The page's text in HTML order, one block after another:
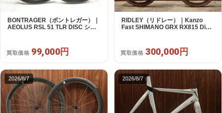
BONTRAGER（ボントレガー）｜
AEOLUS RSL 51 TLR DISC シマ
買取価格 99,000円
RIDLEY（リドレー）｜Kanzo
Fast SHIMANO GRX RX815 Di2
買取価格 300,000円
2026/8/7 2026/8/7